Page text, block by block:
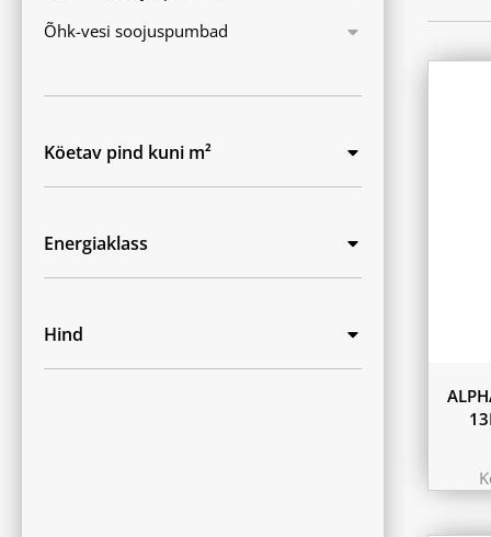
Õhk-vesi soojuspumbad
Köetav pind kuni m²
Energiaklass
Hind